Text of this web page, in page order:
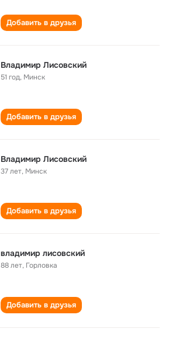
Добавить в друзья
Владимир Лисовский
51 год, Минск
Добавить в друзья
Владимир Лисовский
37 лет, Минск
Добавить в друзья
владимир лисовский
88 лет, Горловка
Добавить в друзья